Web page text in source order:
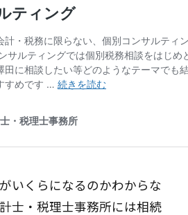
いくらになるのかわからな
士・税理士事務所には相続